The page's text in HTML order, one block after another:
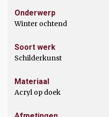
Onderwerp
Winter ochtend
Soort werk
Schilderkunst
Materiaal
Acryl op doek